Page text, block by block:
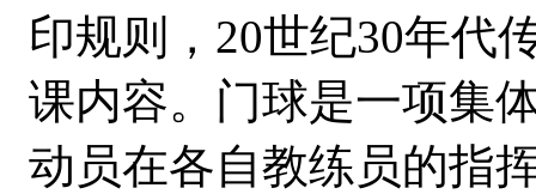
印规则，20世纪30年代
课内容。门球是一项集
动员在各自教练员的指